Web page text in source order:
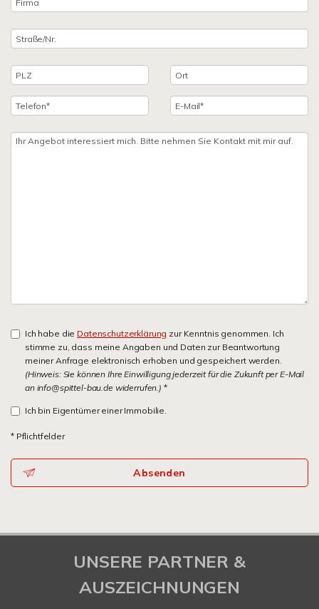
Ich habe die Datenschutzerklärung zur Kenntnis genommen. Ich
stimme zu, dass meine Angaben und Daten zur Beantwortung
meiner Anfrage elektronisch erhoben und gespeichert werden.
(Hinweis: Sie können Ihre Einwilligung jederzeit für die Zukunft per E-Mail
an info@spittel-bau.de widerrufen.) *
Ich bin Eigentümer einer Immobilie.
* Pflichtfelder
Absenden
UNSERE PARTNER &
AUSZEICHNUNGEN